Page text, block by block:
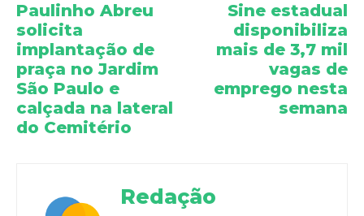
Paulinho Abreu
solicita
implantação de
praça no Jardim
São Paulo e
calçada na lateral
do Cemitério
Sine estadual
disponibiliza
mais de 3,7 mil
vagas de
emprego nesta
semana
Redação